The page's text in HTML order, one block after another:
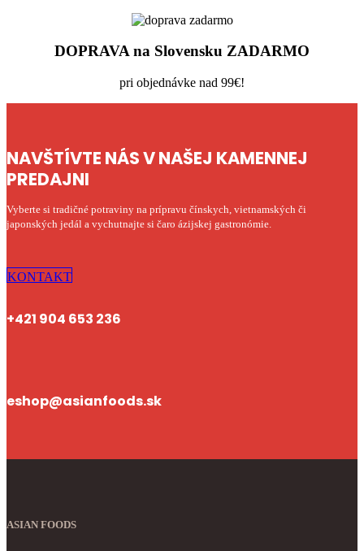
DOPRAVA na Slovensku ZADARMO
pri objednávke nad 99€!
NAVŠTÍVTE NÁS V NAŠEJ KAMENNEJ
PREDAJNI
Vyberte si tradičné potraviny na prípravu čínskych, vietnamských či
japonských jedál a vychutnajte si čaro ázijskej gastronómie.
KONTAKT
+421 904 653 236
eshop@asianfoods.sk
ASIAN FOODS